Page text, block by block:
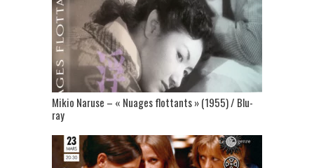
Mikio Naruse – « Nuages flottants » (1955) / Blu-
ray